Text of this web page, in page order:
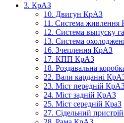
3. КрАЗ
10. Двигун КрАЗ
11. Система живлення
12. Система выпуску
13. Система
16. Зчеплення КрАЗ
17. КПП КрАЗ
18. Роздавальна
22. Вали карданні
23. Міст передній
24. Міст задній КрАЗ
25. Міст середній КраЗ
27. Сідельний